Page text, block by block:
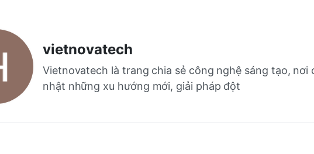
vietnovatech
Vietnovatech là trang chia sẻ công nghệ sáng tạo, nơi
nhật những xu hướng mới, giải pháp đột